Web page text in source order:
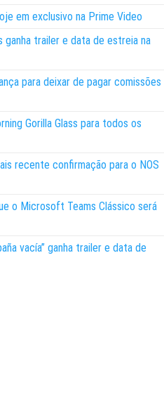
em exclusivo na Prime Video
ganha trailer e data de estreia na
para deixar de pagar comissões
Gorilla Glass para todos os
recente confirmação para o NOS
o Microsoft Teams Clássico será
vacía” ganha trailer e data de